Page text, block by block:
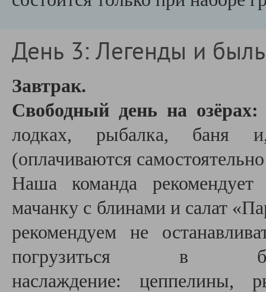
День 3: Легенды и
Завтрак.
Свободный день на
лодках,
рыбалка, баня
(оплачиваются
Наша команда
мачанку с блинами и салат
рекомендуем не
погрузиться в
наслаждение: цеппелины,